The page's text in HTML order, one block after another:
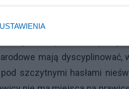
opanowała robienie
by tego dokonać.
im się lewackie
mają dyscyplinować,
szczytnymi hasłami
USTAWIENIA